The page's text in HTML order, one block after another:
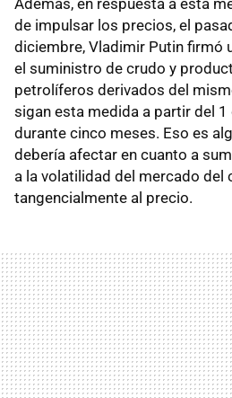
de impulsar los precios, el
diciembre, Vladimir Putin firmó
el suministro de crudo y
petrolíferos derivados del
sigan esta medida a partir del
durante cinco meses. Eso es
debería afectar en cuanto a
a la volatilidad del mercado del
tangencialmente al precio.